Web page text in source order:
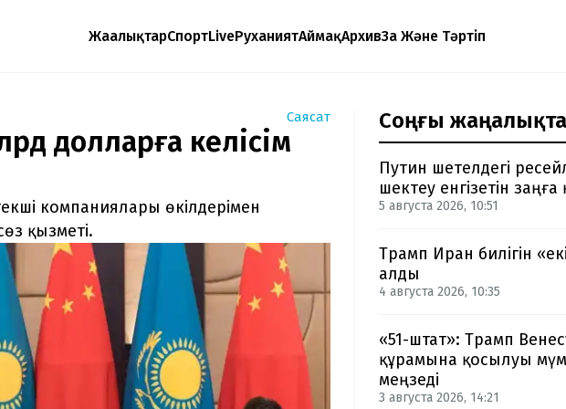
ЖаңалықтарСпортLiveРуханиятАймақАрхивЗаң Және Тәртіп
Саясат
долларға келісім
компаниялары өкілдерімен
қызметі.
Соңғы
Путин шетелдегі
шектеу енгізетін
5 августа 2026, 10:51
Трамп Иран билігін
алды
4 августа 2026, 10:35
«51-штат»: Трамп
құрамына қосылуы
меңзеді
3 августа 2026, 14:21